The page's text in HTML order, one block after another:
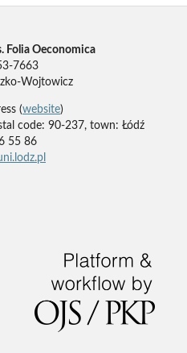
Folia Oeconomica
7663
Wojtowicz
(website)
code: 90-237, town: Łódź
55 86